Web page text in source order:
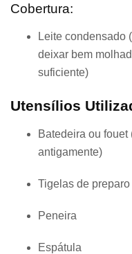
Cobertura:
Leite condensado
deixar bem
suficiente)
Utensílios
Batedeira ou
antigamente)
Tigelas de preparo
Peneira
Espátula